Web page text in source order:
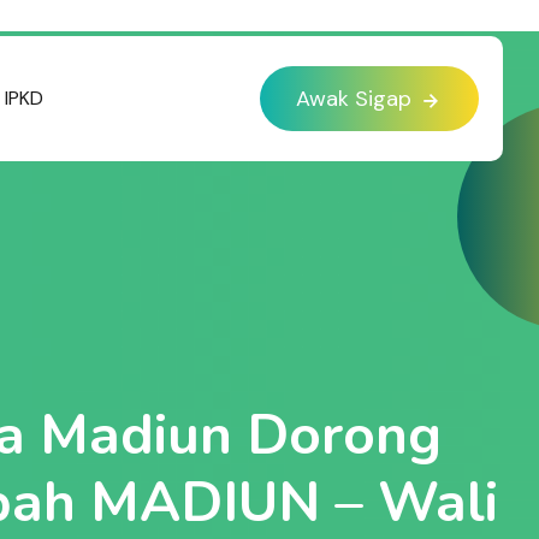
IPKD Awak Sigap
Madiun Dorong
MADIUN – Wali